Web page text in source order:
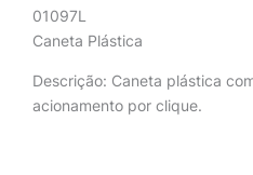
01097L
Caneta Plástica
Descrição: Caneta plástica
acionamento por clique.